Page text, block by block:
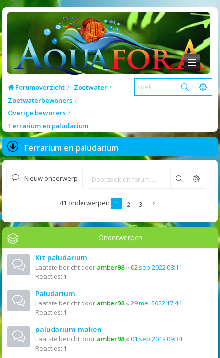
Forumoverzicht
Zoetwater
Zoetwaterbewoners
Overige bewoners
Terrarium en paludarium
Terrarium en paludarium
Nieuw onderwerp Zoek
41 onderwerpen 1 2 3
Onderwerpen
Kit paludarium
Laatste bericht door amber98« 02 sep 2022 08:11
Reacties: 1
Paludarium
Laatste bericht door amber98« 29 mei 2022 17:44
Reacties: 1
paludarium maken
Laatste bericht door amber98« 01 sep 2019 09:34
Reacties: 1